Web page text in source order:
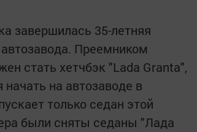
завершилась 35-летняя
Преемником
стать хетчбэк "Lada Granta",
начать на автозаводе в
только седан этой
были сняты седаны "Лада